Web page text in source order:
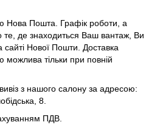
Нова Пошта. Графік роботи, а
те, де знаходиться Ваш вантаж, Ви
Нової Пошти. Доставка
можлива тільки при повній
з нашого салону за адресою:
8.
ПДВ.